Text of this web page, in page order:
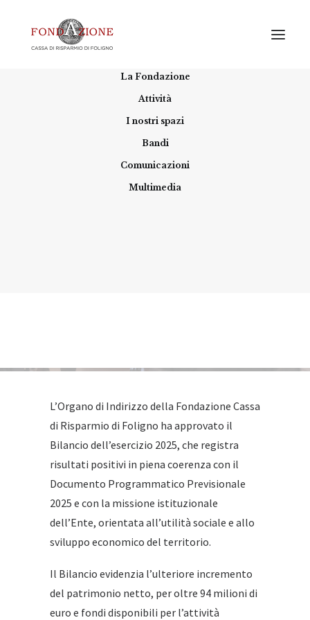
La Fondazione
Attività
I nostri spazi
Bandi
Comunicazioni
Multimedia
L’Organo di Indirizzo della Fondazione Cassa
di Risparmio di Foligno ha approvato il
Bilancio dell’esercizio 2025, che registra
risultati positivi in piena coerenza con il
Documento Programmatico Previsionale
2025 e con la missione istituzionale
dell’Ente, orientata all’utilità sociale e allo
sviluppo economico del territorio.
Il Bilancio evidenzia l’ulteriore incremento
del patrimonio netto, per oltre 94 milioni di
euro e fondi disponibili per l’attività